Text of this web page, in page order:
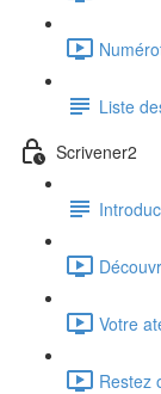
Liste
Scrivener2
Votre
Restez